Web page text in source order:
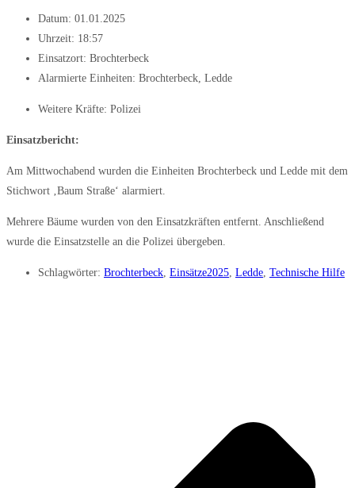
Datum: 01.01.2025
Uhrzeit: 18:57
Einsatzort: Brochterbeck
Alarmierte Einheiten: Brochterbeck, Ledde
Weitere Kräfte: Polizei
Einsatzbericht:
Am Mittwochabend wurden die Einheiten Brochterbeck und Ledde mit dem
Stichwort ‚Baum Straße‘ alarmiert.
Mehrere Bäume wurden von den Einsatzkräften entfernt. Anschließend
wurde die Einsatzstelle an die Polizei übergeben.
Schlagwörter: Brochterbeck, Einsätze2025, Ledde, Technische Hilfe